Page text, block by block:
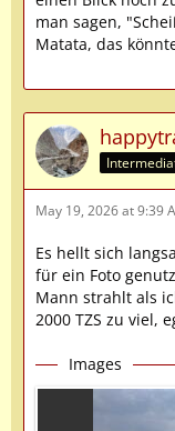
man sagen,
Matata, das
May 19, 2026 at 9:39
Es hellt sich
für ein Foto
Mann strahlt als
2000 TZS zu viel,
Images